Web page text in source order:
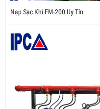
Nạp Sạc Khí FM-200 Uy Tín